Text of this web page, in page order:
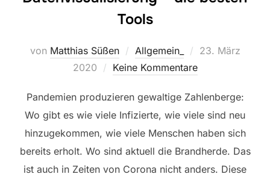
Tools
von Matthias Süßen Allgemein_
Veröffentlicht
23. März
2020
Keine Kommentare
Pandemien produzieren gewaltige Zahlenberge:
Wo gibt es wie viele Infizierte, wie viele sind neu
hinzugekommen, wie viele Menschen haben sich
bereits erholt. Wo sind aktuell die Brandherde. Das
ist auch in Zeiten von Corona nicht anders. Diese